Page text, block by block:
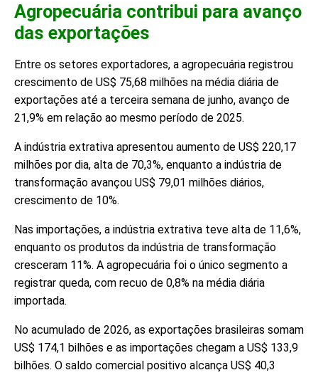
Agropecuária contribui para avanço
das exportações
Entre os setores exportadores, a agropecuária registrou
crescimento de US$ 75,68 milhões na média diária de
exportações até a terceira semana de junho, avanço de
21,9% em relação ao mesmo período de 2025.
A indústria extrativa apresentou aumento de US$ 220,17
milhões por dia, alta de 70,3%, enquanto a indústria de
transformação avançou US$ 79,01 milhões diários,
crescimento de 10%.
Nas importações, a indústria extrativa teve alta de 11,6%,
enquanto os produtos da indústria de transformação
cresceram 11%. A agropecuária foi o único segmento a
registrar queda, com recuo de 0,8% na média diária
importada.
No acumulado de 2026, as exportações brasileiras somam
US$ 174,1 bilhões e as importações chegam a US$ 133,9
bilhões. O saldo comercial positivo alcança US$ 40,3